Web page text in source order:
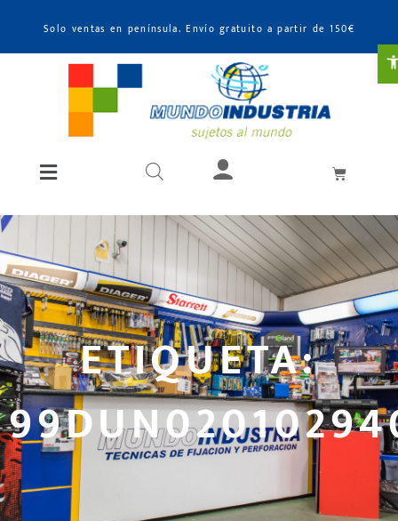
Solo ventas en península. Envío gratuito a partir de 150€
ETIQUETA: